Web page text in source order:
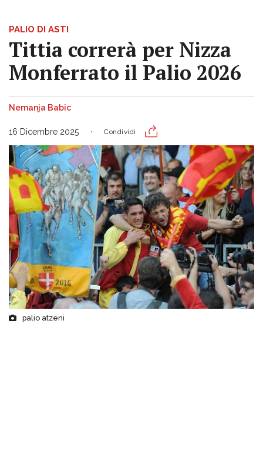
PALIO DI ASTI
Tittia correrà per Nizza
Monferrato il Palio 2026
Nemanja Babic
16 Dicembre 2025 Condividi
palio atzeni